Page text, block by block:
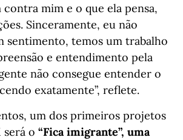
contra mim e o que ela pensa,
Sinceramente, eu não
sentimento, temos um trabalho
e entendimento pela
não consegue entender o
exatamente”, reflete.
um dos primeiros projetos
o “Fica imigrante”, uma